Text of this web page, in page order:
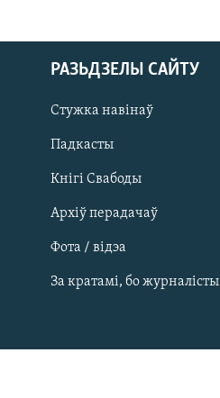
САЧЫЦЕ ЗА АБНАЎЛЕНЬНЯМІ
РАЗЬДЗЕЛЫ САЙТУ
Стужка навінаў
Падкасты
Кнігі Свабоды
Архіў перадачаў
Фота / відэа
За кратамі, бо журналісты